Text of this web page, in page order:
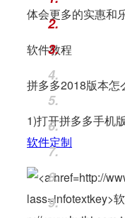
体会更多的实惠和
软件教程
拼多多2018版本怎
1)打开拼多多手机
软件定制
2.
3.
4.
5.
6.
7.
8.
9.